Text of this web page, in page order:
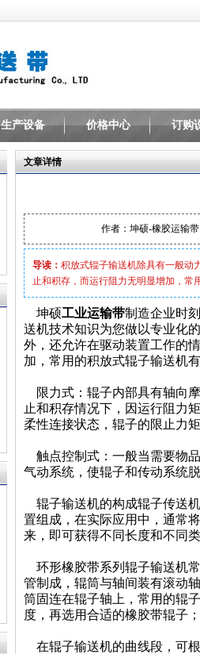
生产设备 价格中心 订购
文章详情
作者：坤硕-橡胶运
导读： 积放式辊子输送机除具有一般动
止和积存，而运行阻力无明显增加，常
坤硕工业运输带制造企业时
送机技术知识为您做以专业化
外，还允许在驱动装置工作的
加，常用的积放式辊子输送机
限力式：辊子内部具有轴向
止和积存情况下，因运行阻力
柔性连接状态，辊子的限止力
触点控制式：一般当需要物
气动系统，使辊子和传动系统
辊子输送机的构成辊子传送
置组成，在实际应用中，通常
来，即可获得不同长度和不同
环形橡胶带系列 辊子输送机
管制成，辊筒与轴间装有滚动
筒固连在辊子轴上，常用的辊
度，再选用合适的橡胶带辊子；
在辊子输送机的曲线段，可